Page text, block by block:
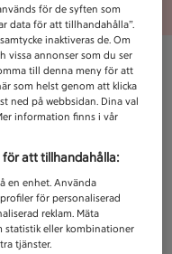
för de syften som
data för att tillhandahålla”.
inaktiveras de. Om
vissa annonser som du ser
till denna meny för att
som helst genom att klicka
ned på webbsidan. Dina val
information finns i vår
att tillhandahålla:
en enhet. Använda
för personaliserad
reklam. Mäta
statistik eller kombinationer
tjänster.